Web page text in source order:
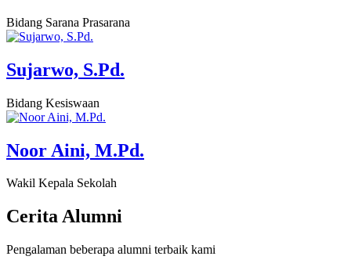
Bidang Sarana Prasarana
Sujarwo, S.Pd.
Bidang Kesiswaan
Noor Aini, M.Pd.
Wakil Kepala Sekolah
CeritaAlumni
Pengalaman beberapa alumni terbaik kami